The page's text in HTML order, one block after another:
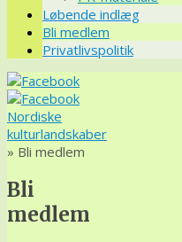
Løbende indlæg
Bli medlem
Privatlivspolitik
Nordiske
kulturlandskaber
» Bli medlem
Bli
medlem